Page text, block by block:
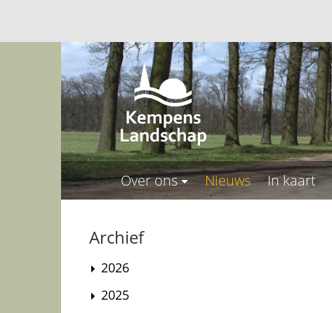
Over ons Nieuws In kaart
Archief
2026
2025